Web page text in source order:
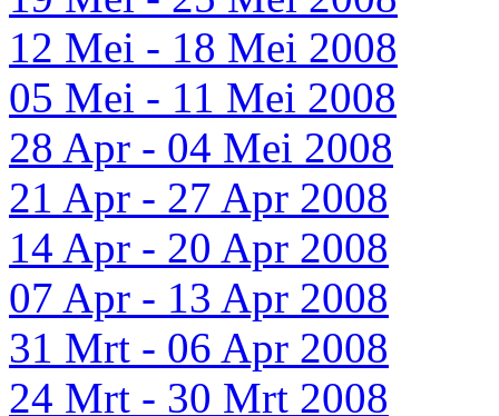
12 Mei - 18 Mei 2008
05 Mei - 11 Mei 2008
28 Apr - 04 Mei 2008
21 Apr - 27 Apr 2008
14 Apr - 20 Apr 2008
07 Apr - 13 Apr 2008
31 Mrt - 06 Apr 2008
24 Mrt - 30 Mrt 2008